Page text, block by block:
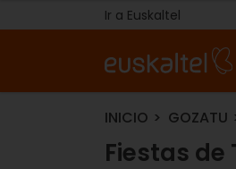
Ir a Euskaltel
INICIO GOZATU
Fiestas